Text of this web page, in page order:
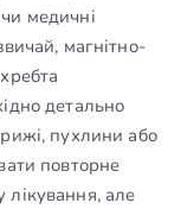
медичні
магнітно-
детально
пухлини або
повторне
лікування, але